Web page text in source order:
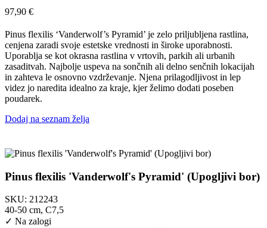
97,90 €
Pinus flexilis ‘Vanderwolf’s Pyramid’ je zelo priljubljena rastlina,
cenjena zaradi svoje estetske vrednosti in široke uporabnosti.
Uporablja se kot okrasna rastlina v vrtovih, parkih ali urbanih
zasaditvah. Najbolje uspeva na sončnih ali delno senčnih lokacijah
in zahteva le osnovno vzdrževanje. Njena prilagodljivost in lep
videz jo naredita idealno za kraje, kjer želimo dodati poseben
poudarek.
Dodaj na seznam želja
Pinus flexilis 'Vanderwolf's Pyramid' (Upogljivi bor)
SKU: 212243
40-50 cm, C7,5
✓ Na zalogi